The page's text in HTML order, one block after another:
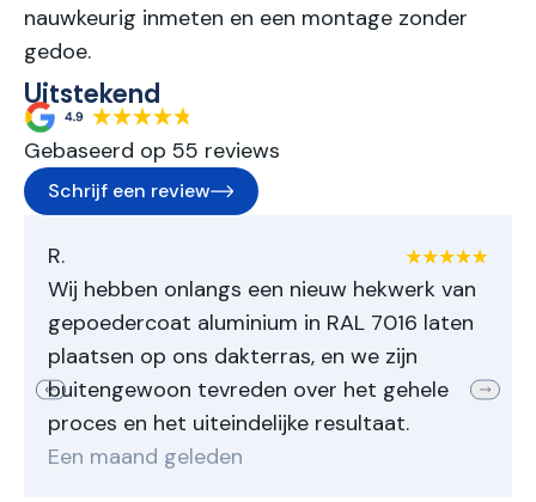
nauwkeurig inmeten en een montage zonder
gedoe.
Uitstekend
Gebaseerd op 55 reviews
Schrijf een review
R.
Wij hebben onlangs een nieuw hekwerk van
gepoedercoat aluminium in RAL 7016 laten
plaatsen op ons dakterras, en we zijn
buitengewoon tevreden over het gehele
proces en het uiteindelijke resultaat.
Een maand geleden